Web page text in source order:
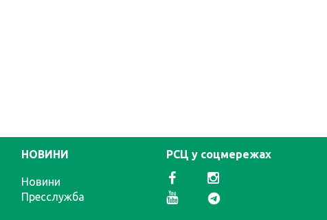
НОВИНИ
Новини
Пресслужба
РСЦ у соцмережах